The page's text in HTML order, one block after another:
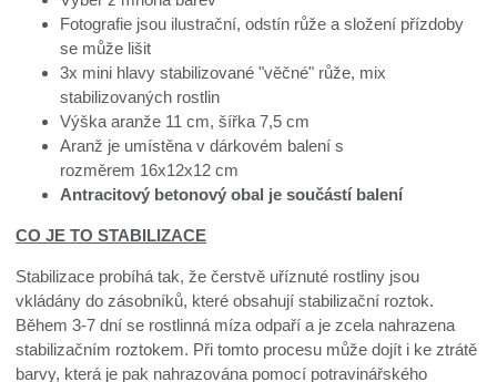
Fotografie jsou ilustrační, odstín růže a složení přízdoby
se může lišit
3x mini hlavy stabilizované "věčné" růže, mix
stabilizovaných rostlin
Výška aranže 11 cm, šířka 7,5 cm
Aranž je umístěna v dárkovém balení s
rozměrem 16x12x12 cm
Antracitový betonový obal je součástí balení
CO JE TO STABILIZACE
Stabilizace probíhá tak, že čerstvě uříznuté rostliny jsou
vkládány do zásobníků, které obsahují stabilizační roztok.
Během 3-7 dní se rostlinná míza odpaří a je zcela nahrazena
stabilizačním roztokem. Při tomto procesu může dojít i ke ztrátě
barvy, která je pak nahrazována pomocí potravinářského